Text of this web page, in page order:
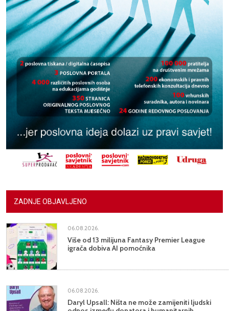
ZADNJE OBJAVLJENO
06.08.2026.
Više od 13 milijuna Fantasy Premier League
igrača dobiva AI pomoćnika
06.08.2026.
Daryl Upsall: Ništa ne može zamijeniti ljudski